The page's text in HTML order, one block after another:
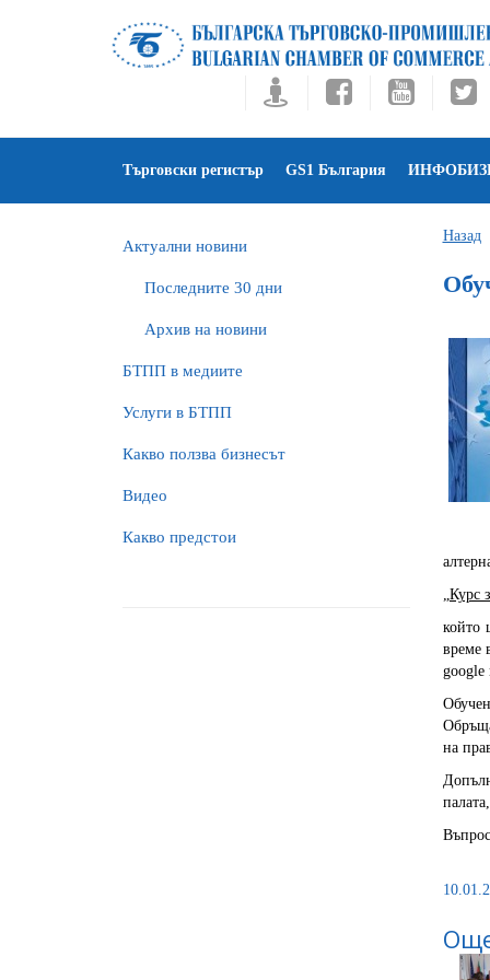
Търговски регистър GS1 България
Актуални новини
Последните 30 дни
Архив на новини
БTПП в медиите
Услуги в БТПП
Какво ползва бизнесът
Видео
Какво предстои
Назад
„Курс
който
време
google
на